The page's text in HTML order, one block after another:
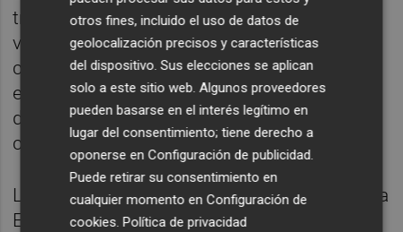
transporte público o para todos los
vehículos. "Debemos valorarlo en la
comisión de movilidad, pero en principìo
está previsto por descontado el transporte
de autobuses de EMT y el tránsito de
coches", ha declarado Climent.
La reurbanización del patio de carruajes de la
Estación del Norte y parte del entorno de la
otros fines, incluido el uso de datos de
geolocalización precisos y características
del dispositivo. Sus elecciones se aplican
solo a este sitio web. Algunos proveedores
pueden basarse en el interés legítimo en
lugar del consentimiento; tiene derecho a
oponerse enConfiguración de publicidad.
Puede retirar su consentimiento en
cualquier momento enConfiguración de
cookies.Política de privacidad